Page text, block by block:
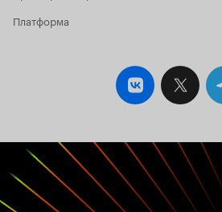
даёт иногда ей эмоционального
причинить боль, также его прошлая
зависимость периодически всплывает
а самое главное - это его отношения с
друга Николаса. Драмы в фильме хватило
сполна, а ближе к концу фильма
зашкаливали. 'Твоя вина' - эмоциональная
драма показывающая как препятствия
пути влюблённых.
Платформа